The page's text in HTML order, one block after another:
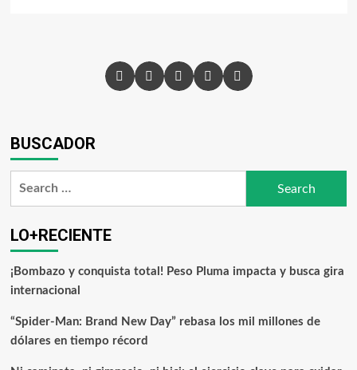
BUSCADOR
LO+RECIENTE
¡Bombazo y conquista total! Peso Pluma impacta y busca gira
internacional
“Spider-Man: Brand New Day” rebasa los mil millones de
dólares en tiempo récord